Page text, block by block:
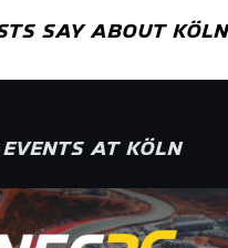
SAY ABOUTKÖLN
ATKÖLN